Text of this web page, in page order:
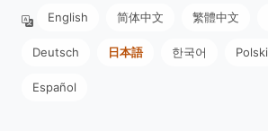
English 简体中文 繁體中文
Deutsch 日本語 한국어 Polski
Español